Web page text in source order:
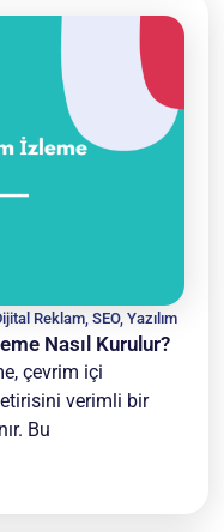
Reklam ,SEO,Yazılım
Nasıl Kurulur?
çevrim içi
verimli bir
Bu